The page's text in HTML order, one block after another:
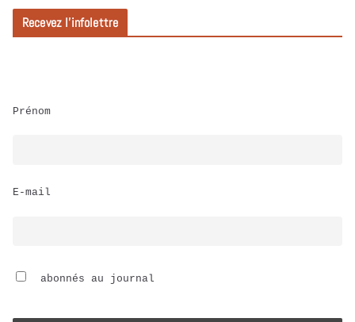
c
t
r
i
Recevez l’infolettre
Prénom
E-mail
abonnés au journal